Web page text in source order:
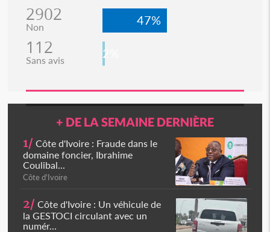
2902
Non 47%
112
Sans avis 2%
+ DE LA SEMAINE DERNIÈRE
1/ Côte d'Ivoire : Fraude dans le
domaine foncier, Ibrahime
Coulibal...
Côte d'Ivoire
2/ Côte d'Ivoire : Un véhicule de
la GESTOCI circulant avec un
numér...